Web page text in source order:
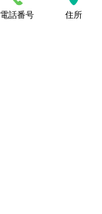
電話番号 住所